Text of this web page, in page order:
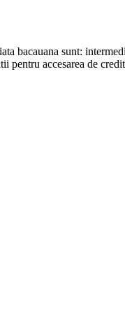
bacauana sunt:
pentru accesarea de